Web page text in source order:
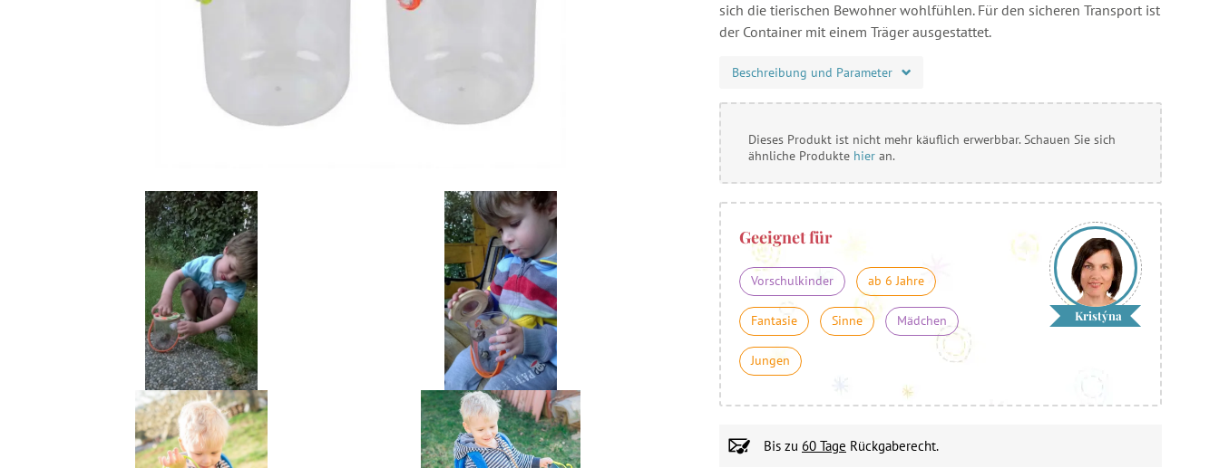
sich die tierischen Bewohner wohlfühlen. Für den sicheren Transport ist
der Container mit einem Träger ausgestattet.
Beschreibung und Parameter
Dieses Produkt ist nicht mehr käuflich erwerbbar. Schauen Sie sich
ähnliche Produkte hier an.
Geeignet für
Vorschulkinder ab 6 Jahre
Fantasie Sinne Mädchen
Jungen
Kristýna
Bis zu 60 Tage Rückgaberecht.